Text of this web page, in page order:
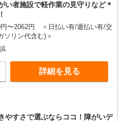
い者施設で軽作業の見守りなど＊
円〜2062円 ＜日払い有/週払い有/交
ソリン代含む)＞
詳細を見る
やすさで選ぶならココ！障がいデ